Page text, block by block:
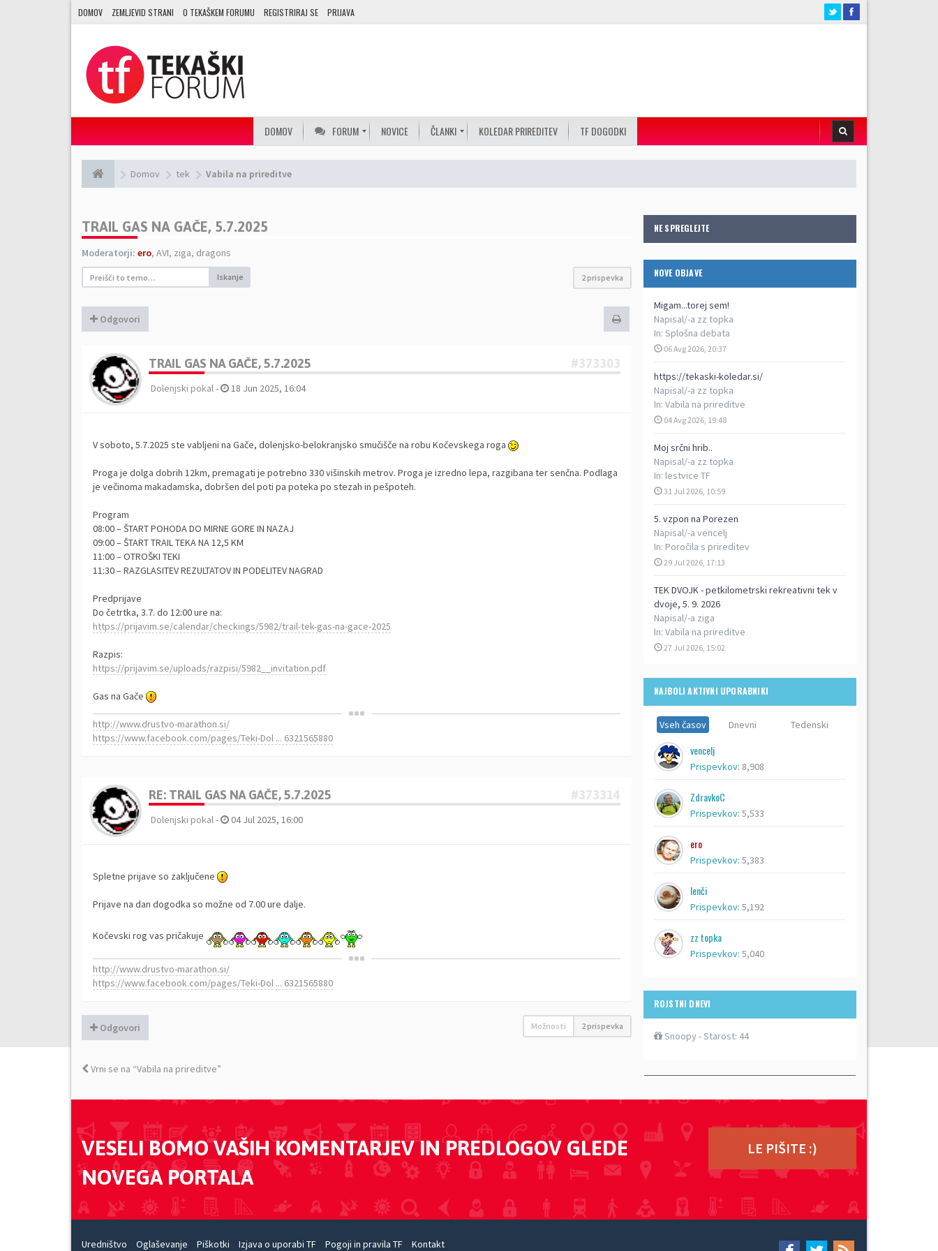
DOMOV ZEMLJEVID STRANI O TEKAŠKEM FORUMU REGISTRIRAJ SE PRIJAVA
DOMOV FORUM NOVICE ČLANKI KOLEDAR PRIREDITEV TF DOGODKI
Domov tek Vabila na prireditve
NE SPREGLEJTE
NOVE OBJAVE
Migam...torej sem!
Napisal/-a zz topka
In: Splošna debata
06 Avg 2026, 20:37
https://tekaski-koledar.si/
Napisal/-a zz topka
In: Vabila na prireditve
04 Avg 2026, 19:48
Moj srčni hrib..
Napisal/-a zz topka
In: lestvice TF
31 Jul 2026, 10:59
5. vzpon na Porezen
Napisal/-a vencelj
In: Poročila s prireditev
29 Jul 2026, 17:13
TEK DVOJK - petkilometrski rekreativni tek v
dvoje, 5. 9. 2026
Napisal/-a ziga
In: Vabila na prireditve
27 Jul 2026, 15:02
NAJBOLJ AKTIVNI UPORABNIKI
Vseh časov Dnevni Tedenski
vencelj
Prispevkov: 8,908
ZdravkoC
Prispevkov: 5,533
ero
Prispevkov: 5,383
lenči
Prispevkov: 5,192
zz topka
Prispevkov: 5,040
ROJSTNI DNEVI
Snoopy - Starost: 44
september 18, 2019
LETOS POD SLOGANOM
''MARIBOR LAUFA''
TRAIL GAS NA GAČE, 5.7.2025
Moderatorji: ero, AVI, ziga, dragons
Iskanje 2 prispevka
Odgovori
TRAIL GAS NA GAČE, 5.7.2025 #373303
Dolenjski pokal- 18 Jun 2025, 16:04
V soboto, 5.7.2025 ste vabljeni na Gače, dolenjsko-belokranjsko smučišče na robu Kočevskega roga
Proga je dolga dobrih 12km, premagati je potrebno 330 višinskih metrov. Proga je izredno lepa, razgibana ter senčna. Podlaga
je večinoma makadamska, dobršen del poti pa poteka po stezah in pešpoteh.
Program
08:00 – ŠTART POHODA DO MIRNE GORE IN NAZAJ
09:00 – ŠTART TRAIL TEKA NA 12,5 KM
11:00 – OTROŠKI TEKI
11:30 – RAZGLASITEV REZULTATOV IN PODELITEV NAGRAD
Predprijave
Do četrtka, 3.7. do 12:00 ure na:
https://prijavim.se/calendar/checkings/5982/trail-tek-gas-na-gace-2025
Razpis:
https://prijavim.se/uploads/razpisi/5982__invitation.pdf
Gas na Gače
http://www.drustvo-marathon.si/
https://www.facebook.com/pages/Teki-Dol ... 6321565880
RE: TRAIL GAS NA GAČE, 5.7.2025 #373314
Dolenjski pokal- 04 Jul 2025, 16:00
Spletne prijave so zaključene
Prijave na dan dogodka so možne od 7.00 ure dalje.
Kočevski rog vas pričakuje
http://www.drustvo-marathon.si/
https://www.facebook.com/pages/Teki-Dol ... 6321565880
Odgovori Možnosti 2 prispevka
Vrni se na “Vabila na prireditve”
VESELI BOMO VAŠIH KOMENTARJEV IN PREDLOGOV GLEDE
NOVEGA PORTALA
LE PIŠITE :)
Uredništvo Oglaševanje Piškotki Izjava o uporabi TF Pogoji in pravila TF Kontakt